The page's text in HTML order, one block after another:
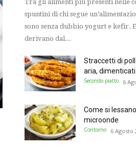
Tra gli alimenti più presenti nelle
spuntini di chi segue
sono senza dubbio yogurt e kefir.
derivano dal...
Straccetti di
aria, dimenticati
Secondo piatto 6
Come si
microonde
Contorno 6 Agosto